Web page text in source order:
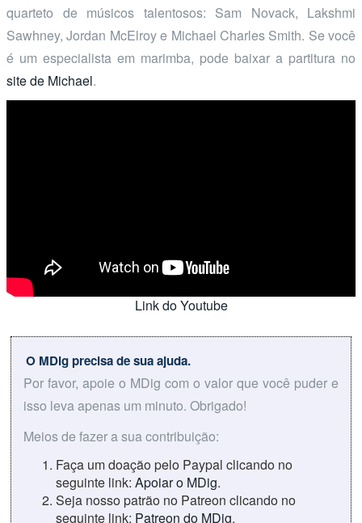
quarteto de músicos talentosos: Sam Novack, Lakshmi
Sawhney, Jordan McElroy e Michael Charles Smith. Se você
é um especialista em marimba, pode baixar a partitura no
site de Michael.
Link do Youtube
O MDig precisa de sua ajuda.
Por favor, apoie o MDig com o valor que você puder e
isso leva apenas um minuto. Obrigado!
Meios de fazer a sua contribuição:
Faça um doação pelo Paypal clicando no
seguinte link: Apoiar o MDig.
Seja nosso patrão no Patreon clicando no
seguinte link: Patreon do MDig.